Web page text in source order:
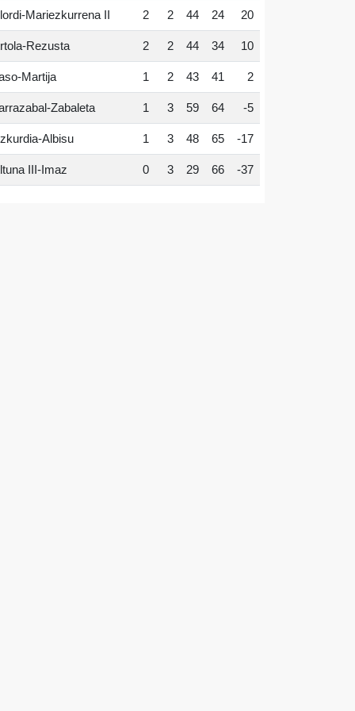
Mariezkurrena II 2 2 44 24 20
Rezusta 2 2 44 34 10
Martija 1 2 43 41 2
Zabaleta 1 3 59 64 -5
Albisu 1 3 48 65 -17
III-Imaz 0 3 29 66 -37